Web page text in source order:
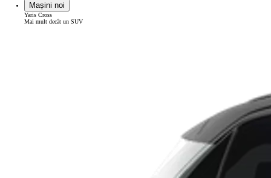
Mașini noi
Yaris Cross
Mai mult decât un SUV